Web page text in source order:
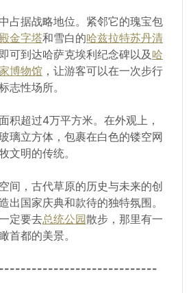
占据战略地位。紧邻它的瑰宝包
金字塔和雪白的哈兹拉特苏丹清
可到达哈萨克埃利纪念碑以及哈
博物馆 ，让游客可以在一次步行
志性场所。
积超过4万平方米。在外观上，
璃立方体，包裹在白色的镂空网
文明的传统。
间，古代草原的历史与未来的创
出国家庆典和款待的独特氛围。
定要去总统公园散步，那里有一
首都的美景。